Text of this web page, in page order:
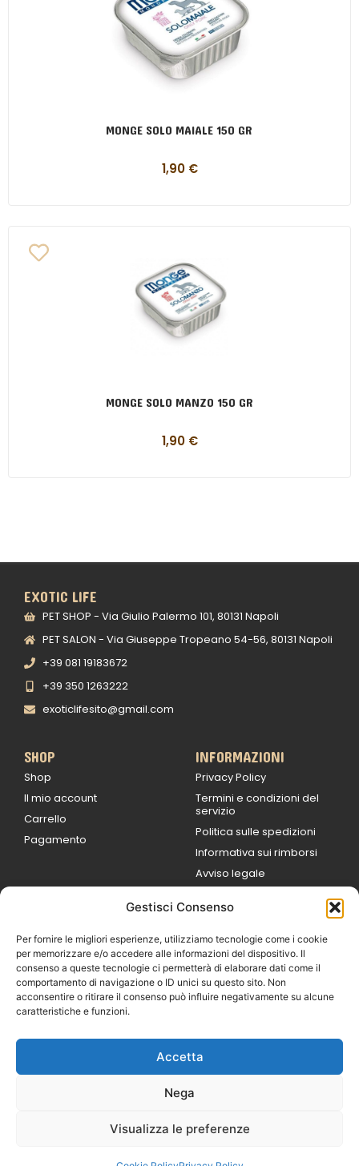
Gestisci Consenso
Per fornire le migliori esperienze, utilizziamo tecnologie come i cookie
per memorizzare e/o accedere alle informazioni del dispositivo. Il
consenso a queste tecnologie ci permetterà di elaborare dati come il
comportamento di navigazione o ID unici su questo sito. Non
acconsentire o ritirare il consenso può influire negativamente su alcune
caratteristiche e funzioni.
Accetta
Nega
Visualizza le preferenze
MONGE SOLO MAIALE 150 GR
1,90 €
MONGE SOLO MANZO 150 GR
1,90 €
EXOTIC LIFE
PET SHOP - Via Giulio Palermo 101, 80131 Napoli
PET SALON - Via Giuseppe Tropeano 54-56, 80131 Napoli
+39 081 19183672
+39 350 1263222
exoticlifesito@gmail.com
SHOP
Shop
Il mio account
Carrello
Pagamento
INFORMAZIONI
Privacy Policy
Termini e condizioni del
servizio
Politica sulle spedizioni
Informativa sui rimborsi
Avviso legale
9:00
Sabato 09:00 /
14:00
16:30 /
Domenica
Castaldi Luca | P.IVA
IT07259351216
Bilogic – Agenzia di